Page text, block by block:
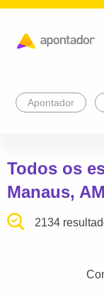
Apontador
Todos os
Manaus, AM
2134